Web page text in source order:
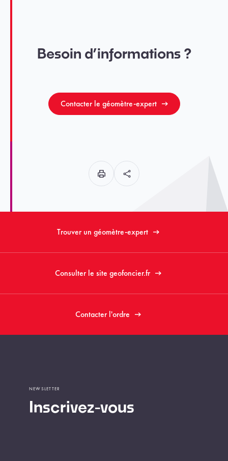
Besoin d’informations ?
Contacter le géomètre-expert
Trouver un géomètre-expert
Consulter le site geofoncier.fr
Contacter l'ordre
Inscrivez-vous
NEWSLETTER